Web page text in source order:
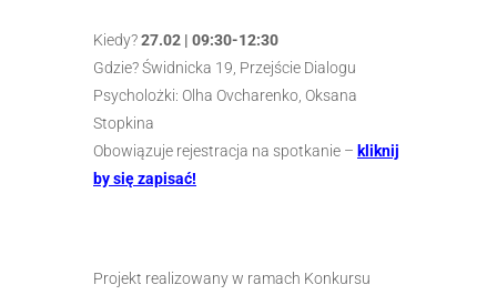
Kiedy?27.02 | 09:30-12:30
Gdzie? Świdnicka 19, Przejście Dialogu
Psycholożki: Olha Ovcharenko, Oksana
Stopkina
Obowiązuje rejestracja na spotkanie – kliknij
by się zapisać!
Projekt realizowany w ramach Konkursu